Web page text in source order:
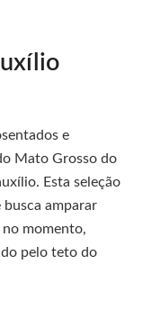
e
Mato Grosso do
Esta seleção
amparar
no momento,
pelo teto do